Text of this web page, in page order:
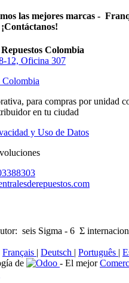
las mejores marcas -
Colombia
12, Oficina 307
para compras por unidad
en tu ciudad
y Uso de Datos
seis Sigma - 6 Σ
Français | Deutsch | Português |
de
- El mejor